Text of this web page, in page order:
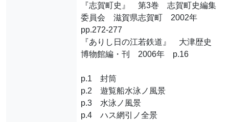
『志賀町史』 第3巻 志賀町史編集
委員会 滋賀県志賀町 2002年
pp.272-277
『ありし日の江若鉄道』 大津歴史
博物館編・刊 2006年 p.16
p.1 封筒
p.2 遊覧船水泳ノ風景
p.3 水泳ノ風景
p.4 ハス網引ノ全景